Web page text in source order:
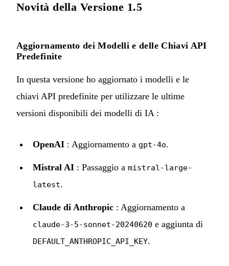
Novità della Versione 1.5
Aggiornamento dei Modelli e delle Chiavi API
Predefinite
In questa versione ho aggiornato i modelli e le
chiavi API predefinite per utilizzare le ultime
versioni disponibili dei modelli di IA :
OpenAI : Aggiornamento a gpt-4o.
Mistral AI : Passaggio a mistral-large-
latest.
Claude di Anthropic : Aggiornamento a
claude-3-5-sonnet-20240620 e aggiunta di
DEFAULT_ANTHROPIC_API_KEY.